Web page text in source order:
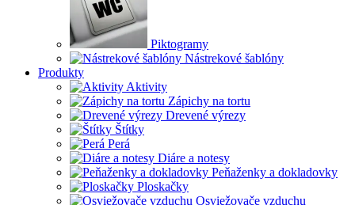
Piktogramy
Nástrekové šablóny
Produkty
Aktivity
Zápichy na tortu
Drevené výrezy
Štítky
Perá
Diáre a notesy
Peňaženky a dokladovky
Ploskačky
Osviežovače vzduchu